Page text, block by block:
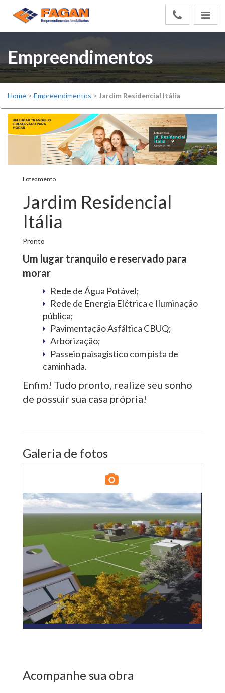
Empreendimentos
Home > Empreendimentos > Jardim Residencial Itália
Loteamento
Jardim Residencial
Itália
Pronto
Um lugar tranquilo e reservado para
morar
Rede de Água Potável;
Rede de Energia Elétrica e Iluminação
pública;
Pavimentação Asfáltica CBUQ;
Arborização;
Passeio paisagistico com pista de
caminhada.
Enfim! Tudo pronto, realize seu sonho
de possuir sua casa própria!
Galeria de fotos
Acompanhe sua obra